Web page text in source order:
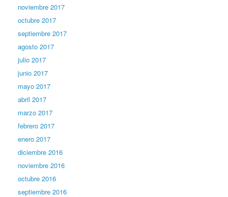
noviembre 2017
octubre 2017
septiembre 2017
agosto 2017
julio 2017
junio 2017
mayo 2017
abril 2017
marzo 2017
febrero 2017
enero 2017
diciembre 2016
noviembre 2016
octubre 2016
septiembre 2016